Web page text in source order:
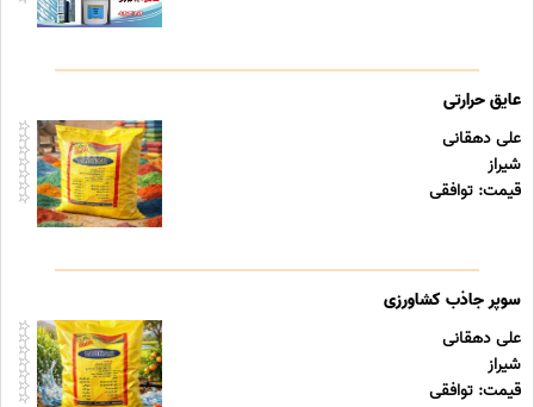
عایق حرارتی
علی دهقانی
شیراز
قیمت: توافقی
سوپر جاذب کشاورزی
علی دهقانی
شیراز
قیمت: توافقی